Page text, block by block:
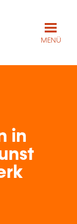
MENÜ
in